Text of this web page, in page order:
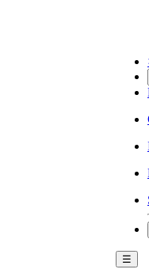
☰